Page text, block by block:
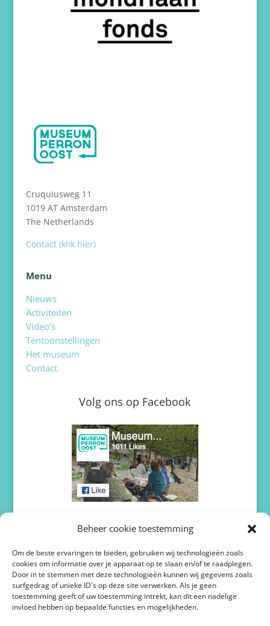
Beheer cookie toestemming
Om de beste ervaringen te bieden, gebruiken wij technologieën zoals
cookies om informatie over je apparaat op te slaan en/of te raadplegen.
Door in te stemmen met deze technologieën kunnen wij gegevens zoals
surfgedrag of unieke ID's op deze site verwerken. Als je geen
toestemming geeft of uw toestemming intrekt, kan dit een nadelige
invloed hebben op bepaalde functies en mogelijkheden.
Cruquiusweg 11
1019 AT Amsterdam
The Netherlands
Contact (klik hier)
Menu
Nieuws
Activiteiten
Video’s
Tentoonstellingen
Het museum
Contact
Volg ons op Facebook
Volg ons op Twitter / X